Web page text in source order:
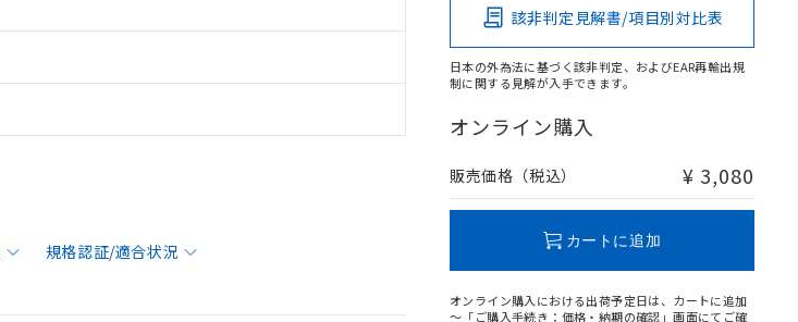
規格認証/適合状況
該非判定見解書/項目別対比表
日本の外為法に基づく該非判定、およびEAR再輸出規
制に関する見解が入手できます。
オンライン購入
販売価格（税込） ¥ 3,080
カートに追加
オンライン購入における出荷予定日は、カートに追加
～「ご購入手続き：価格・納期の確認」画面にてご確